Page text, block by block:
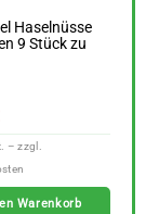
Haselnüsse
9 Stück zu
Warenkorb